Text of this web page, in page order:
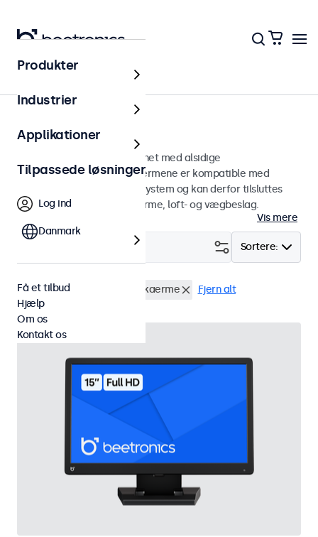
Hjem
75mm VESA-skærme
75 mm VESA-skærme designet med alsidige
monteringsmuligheder. Skærmene er kompatible med
standard VESA-monteringssystem og kan derfor tilsluttes
universalstandere, skærmarme, loft- og vægbeslag.
Vis mere
Sortere:
VESA 75 x 75 15 tommer skaerme Fjern alt
Produkter
Industrier
Applikationer
Tilpassede løsninger
Log ind
Danmark
Få et tilbud
Hjælp
Om os
Kontakt os